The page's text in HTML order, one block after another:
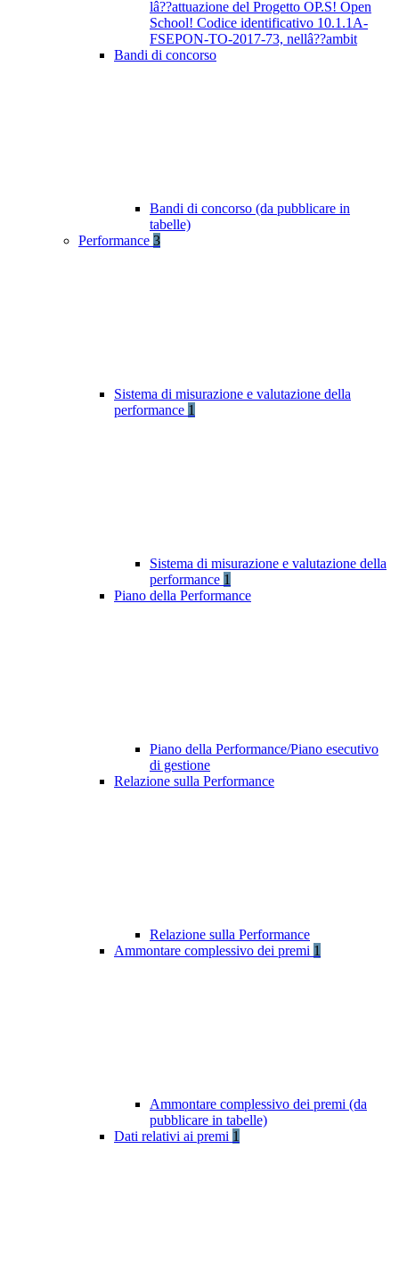
lâ??attuazione del Progetto OP.S! Open
School! Codice identificativo 10.1.1A-
FSEPON-TO-2017-73, nellâ??ambit
Bandi di concorso
Bandi di concorso (da pubblicare in
tabelle)
Performance 3
Sistema di misurazione e valutazione della
performance 1
Sistema di misurazione e valutazione della
performance 1
Piano della Performance
Piano della Performance/Piano esecutivo
di gestione
Relazione sulla Performance
Relazione sulla Performance
Ammontare complessivo dei premi 1
Ammontare complessivo dei premi (da
pubblicare in tabelle)
Dati relativi ai premi 1